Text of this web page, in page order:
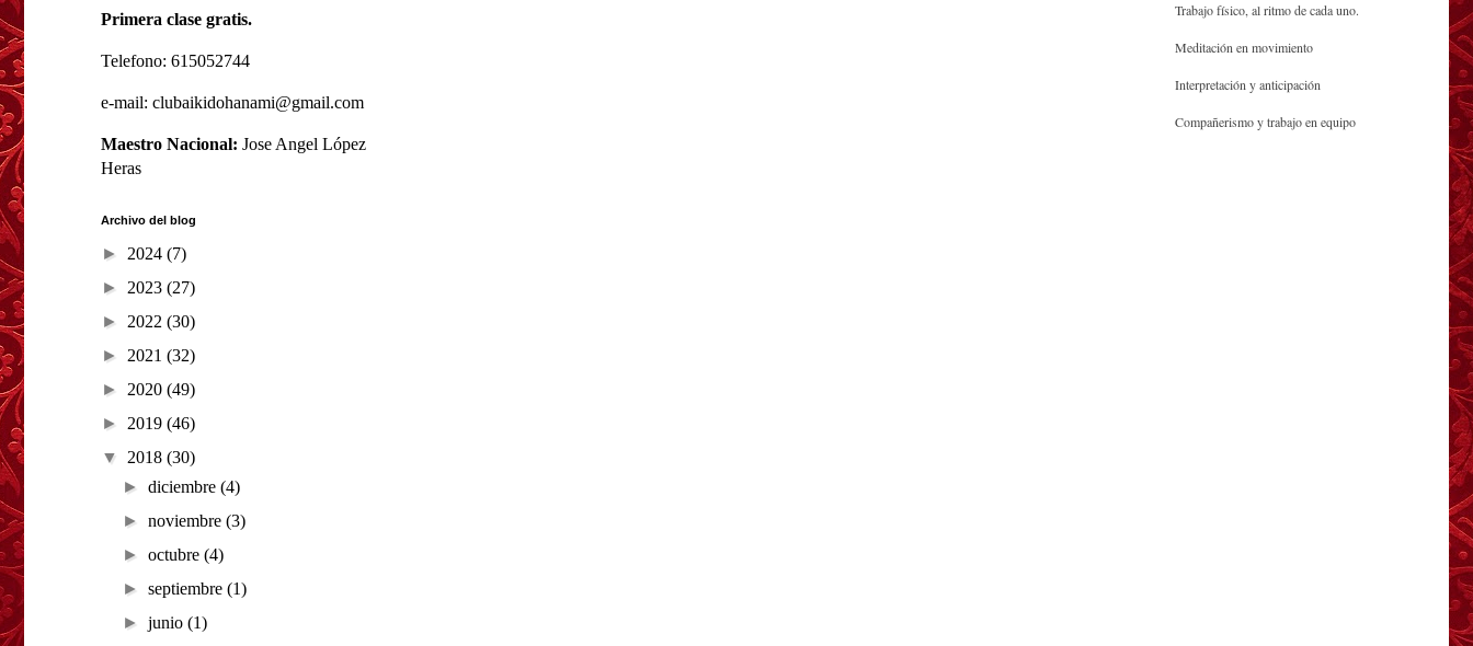
Primera clase gratis.
Telefono: 615052744
e-mail: clubaikidohanami@gmail.com
Maestro Nacional: Jose Angel López
Heras
Archivo del blog
► 2024 (7)
► 2023 (27)
► 2022 (30)
► 2021 (32)
► 2020 (49)
► 2019 (46)
▼ 2018 (30)
►diciembre(4)
►noviembre(3)
►octubre(4)
►septiembre(1)
►junio(1)
Trabajo físico, al ritmo de cada uno.
Meditación en movimiento
Interpretación y anticipación
Compañerismo y trabajo en equipo